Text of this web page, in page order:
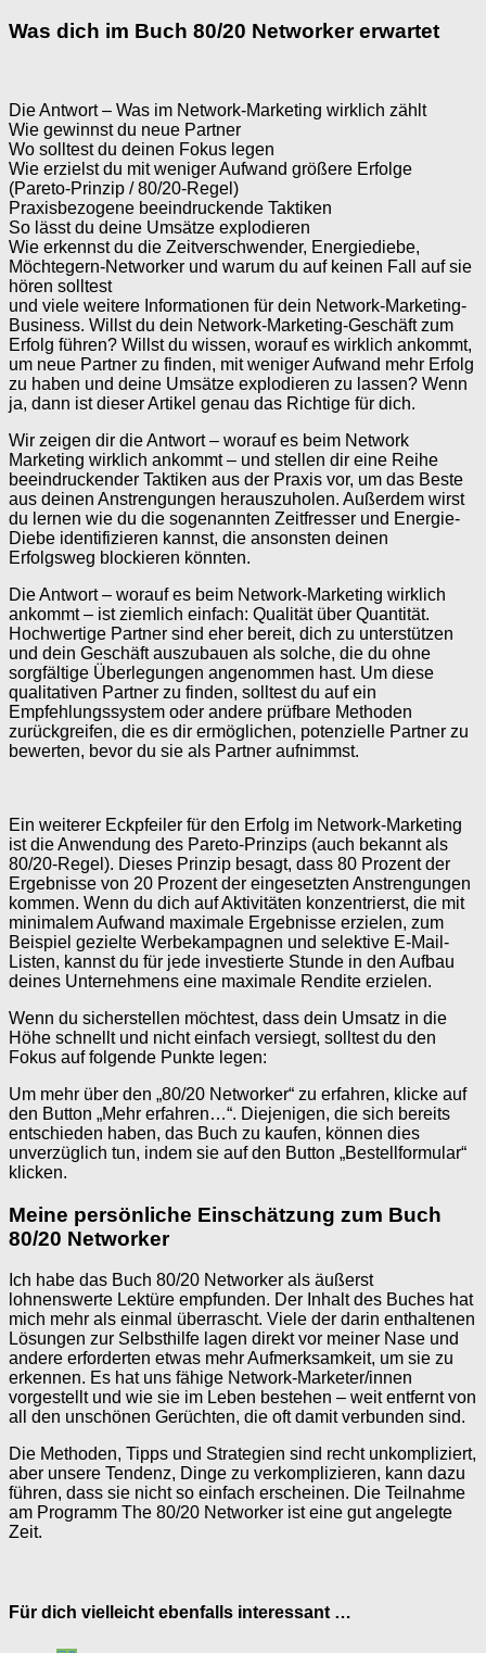
Was dich im Buch 80/20 Networker erwartet
Die Antwort – Was im Network-Marketing wirklich zählt
Wie gewinnst du neue Partner
Wo solltest du deinen Fokus legen
Wie erzielst du mit weniger Aufwand größere Erfolge
(Pareto-Prinzip / 80/20-Regel)
Praxisbezogene beeindruckende Taktiken
So lässt du deine Umsätze explodieren
Wie erkennst du die Zeitverschwender, Energiediebe,
Möchtegern-Networker und warum du auf keinen Fall auf sie
hören solltest
und viele weitere Informationen für dein Network-Marketing-
Business. Willst du dein Network-Marketing-Geschäft zum
Erfolg führen? Willst du wissen, worauf es wirklich ankommt,
um neue Partner zu finden, mit weniger Aufwand mehr Erfolg
zu haben und deine Umsätze explodieren zu lassen? Wenn
ja, dann ist dieser Artikel genau das Richtige für dich.
Wir zeigen dir die Antwort – worauf es beim Network
Marketing wirklich ankommt – und stellen dir eine Reihe
beeindruckender Taktiken aus der Praxis vor, um das Beste
aus deinen Anstrengungen herauszuholen. Außerdem wirst
du lernen wie du die sogenannten Zeitfresser und Energie-
Diebe identifizieren kannst, die ansonsten deinen
Erfolgsweg blockieren könnten.
Die Antwort – worauf es beim Network-Marketing wirklich
ankommt – ist ziemlich einfach: Qualität über Quantität.
Hochwertige Partner sind eher bereit, dich zu unterstützen
und dein Geschäft auszubauen als solche, die du ohne
sorgfältige Überlegungen angenommen hast. Um diese
qualitativen Partner zu finden, solltest du auf ein
Empfehlungssystem oder andere prüfbare Methoden
zurückgreifen, die es dir ermöglichen, potenzielle Partner zu
bewerten, bevor du sie als Partner aufnimmst.
Ein weiterer Eckpfeiler für den Erfolg im Network-Marketing
ist die Anwendung des Pareto-Prinzips (auch bekannt als
80/20-Regel). Dieses Prinzip besagt, dass 80 Prozent der
Ergebnisse von 20 Prozent der eingesetzten Anstrengungen
kommen. Wenn du dich auf Aktivitäten konzentrierst, die mit
minimalem Aufwand maximale Ergebnisse erzielen, zum
Beispiel gezielte Werbekampagnen und selektive E-Mail-
Listen, kannst du für jede investierte Stunde in den Aufbau
deines Unternehmens eine maximale Rendite erzielen.
Wenn du sicherstellen möchtest, dass dein Umsatz in die
Höhe schnellt und nicht einfach versiegt, solltest du den
Fokus auf folgende Punkte legen:
Um mehr über den „80/20 Networker“ zu erfahren, klicke auf
den Button „Mehr erfahren…“. Diejenigen, die sich bereits
entschieden haben, das Buch zu kaufen, können dies
unverzüglich tun, indem sie auf den Button „Bestellformular“
klicken.
Meine persönliche Einschätzung zum Buch
80/20 Networker
Ich habe das Buch 80/20 Networker als äußerst
lohnenswerte Lektüre empfunden. Der Inhalt des Buches hat
mich mehr als einmal überrascht. Viele der darin enthaltenen
Lösungen zur Selbsthilfe lagen direkt vor meiner Nase und
andere erforderten etwas mehr Aufmerksamkeit, um sie zu
erkennen. Es hat uns fähige Network-Marketer/innen
vorgestellt und wie sie im Leben bestehen – weit entfernt von
all den unschönen Gerüchten, die oft damit verbunden sind.
Die Methoden, Tipps und Strategien sind recht unkompliziert,
aber unsere Tendenz, Dinge zu verkomplizieren, kann dazu
führen, dass sie nicht so einfach erscheinen. Die Teilnahme
am Programm The 80/20 Networker ist eine gut angelegte
Zeit.
Für dich vielleicht ebenfalls interessant …